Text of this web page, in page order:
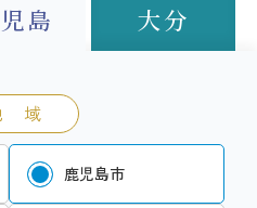
島 大分
域
鹿児島市